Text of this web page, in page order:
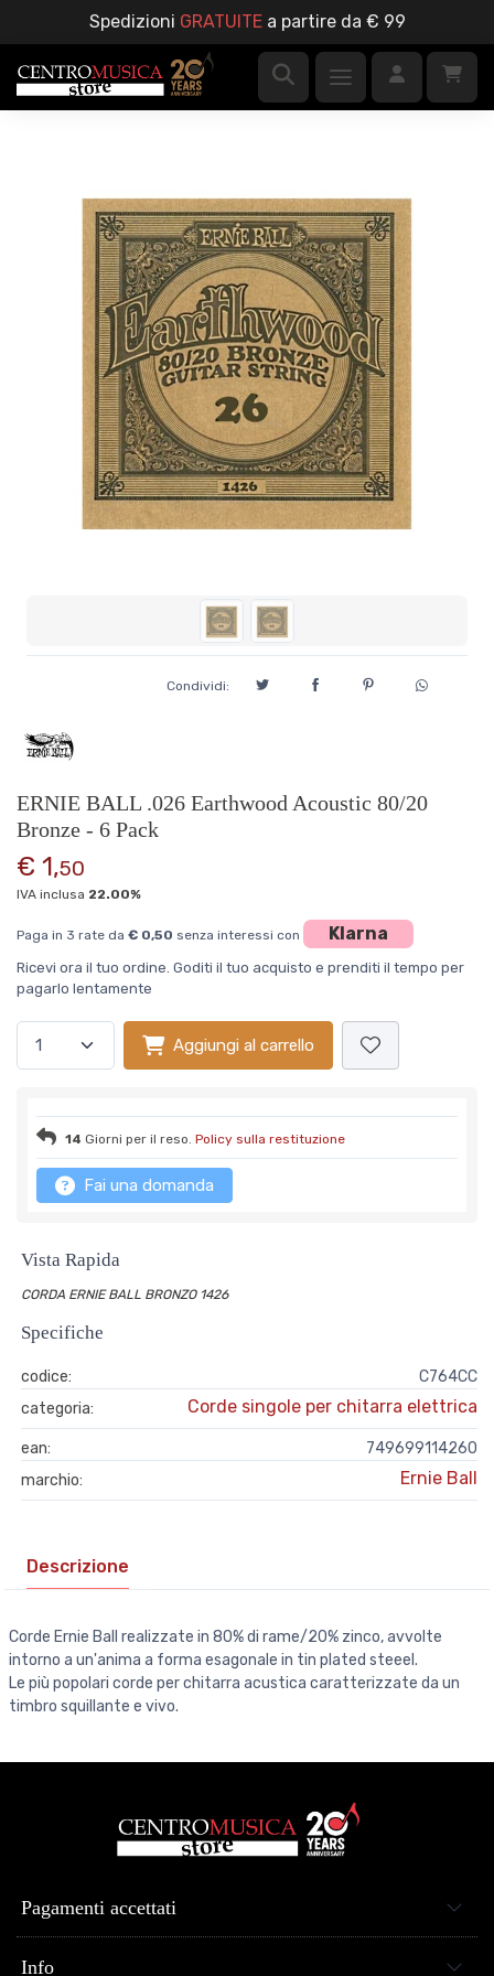
Spedizioni GRATUITEa partire da € 99
Condividi:
ERNIE BALL .026 Earthwood Acoustic 80/20
Bronze - 6 Pack
€ 1,50
IVA inclusa 22.00%
Paga in 3 rate da € 0,50 senza interessi con Klarna
Ricevi ora il tuo ordine. Goditi il tuo acquisto e prenditi il tempo per
pagarlo lentamente
Aggiungi al carrello
14 Giorni per il reso. Policy sulla restituzione
Fai una domanda
Vista Rapida
CORDA ERNIE BALL BRONZO 1426
Specifiche
codice:
C764CC
categoria:
Corde singole per chitarra elettrica
ean:
749699114260
marchio:
Ernie Ball
Descrizione
Corde Ernie Ball realizzate in 80% di rame/20% zinco, avvolte
intorno a un'anima a forma esagonale in tin plated steeel.
Le più popolari corde per chitarra acustica caratterizzate da un
timbro squillante e vivo.
Pagamenti accettati
Info